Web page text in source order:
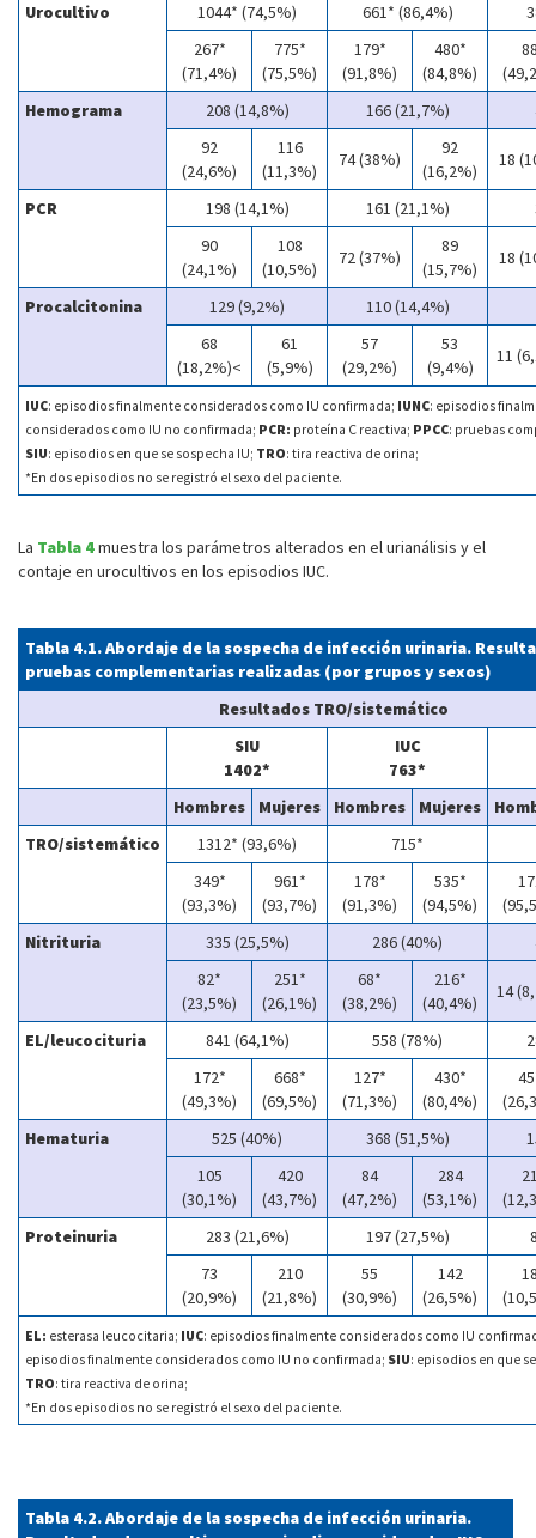
Urocultivo 1044* (74,5%) 661* (86,4%)
267*
(71,4%)
775*
(75,5%)
179*
(91,8%)
480*
(84,8%)
Hemograma
208 (14,8%) 166 (21,7%)
92
(24,6%)
116
(11,3%)
74 (38%)
92
(16,2%)
18
PCR 198 (14,1%) 161 (21,1%)
90
(24,1%)
108
(10,5%)
72 (37%)
89
(15,7%)
18
Procalcitonina 129 (9,2%)
110 (14,4%)
68
(18,2%)<
61
(5,9%)
57
(29,2%)
53
(9,4%)
11
IUC: episodios finalmente considerados como IU confirmada; IUNC: episodios
considerados como IU no confirmada; PCR: proteína C reactiva; PPCC: pruebas
SIU: episodios en que se sospecha IU; TRO: tira reactiva de orina;
*En dos episodios no se registró el sexo del paciente.
La Tabla 4muestra los parámetros alterados en el urianálisis y el
contaje en urocultivos en los episodios IUC.
Tabla 4.1. Abordaje de la sospecha de infección urinaria.
pruebas complementarias realizadas (por grupos y sexos)
Resultados TRO/sistemático
SIU
1402*
IUC
763*
Hombres
Mujeres Hombres Mujeres
TRO/sistemático
1312* (93,6%)
715*
349*
(93,3%)
961*
(93,7%)
178*
(91,3%)
535*
(94,5%)
Nitrituria
335 (25,5%) 286 (40%)
82*
(23,5%)
251*
(26,1%)
68*
(38,2%)
216*
(40,4%)
14
EL/leucocituria 841 (64,1%) 558 (78%)
172*
(49,3%)
668*
(69,5%)
127*
(71,3%)
430*
(80,4%)
Hematuria
525 (40%) 368 (51,5%)
105
(30,1%)
420
(43,7%)
84
(47,2%)
284
(53,1%)
Proteinuria
283 (21,6%) 197 (27,5%)
73
(20,9%)
210
(21,8%)
55
(30,9%)
142
(26,5%)
EL: esterasa leucocitaria; IUC: episodios finalmente considerados como IU
episodios finalmente considerados como IU no confirmada; SIU: episodios en que
TRO: tira reactiva de orina;
*En dos episodios no se registró el sexo del paciente.
Tabla 4.2. Abordaje de la sospecha de infección urinaria.